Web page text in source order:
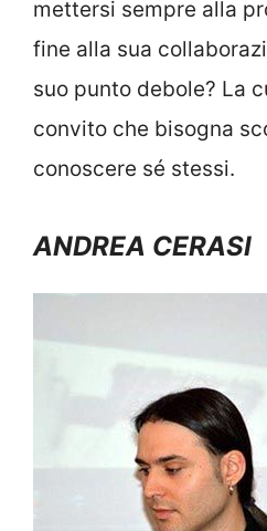
mettersi sempre alla
fine alla sua
suo punto debole? La
convito che bisogna
conoscere sé stessi.
ANDREA CERASI